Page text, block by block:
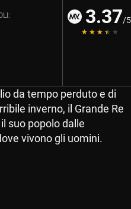
3.37/5
da tempo perduto e di
inverno, il Grande Re
suo popolo dalle
vivono gli uomini.